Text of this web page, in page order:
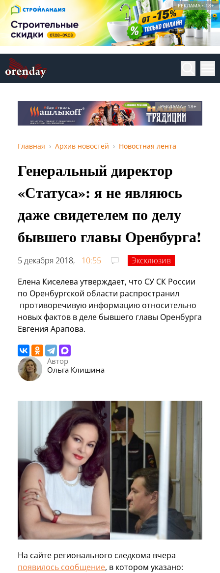
РЕКЛАМА • 18+
РЕКЛАМА • 18+
Главная Архив новостей Новостная лента
Генеральный директор
«Статуса»: я не являюсь
даже свидетелем по делу
бывшего главы Оренбурга!
5 декабря 2018, 10:55
Эксклюзив
Елена Киселева утверждает, что СУ СК России
по Оренбургской области распространил
противоречивую информацию относительно
новых фактов в деле бывшего главы Оренбурга
Евгения Арапова.
Автор
Ольга Клишина
На сайте регионального следкома вчера
появилось сообщение, в котором указано: